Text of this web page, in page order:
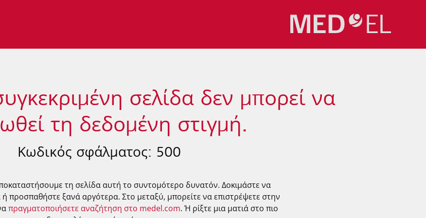
σελίδα δεν μπορεί να
τη δεδομένη στιγμή.
Κωδικός σφάλματος: 500
τη σελίδα αυτή το συντομότερο δυνατόν. Δοκιμάστε να
προσπαθήστε ξανά αργότερα. Στο μεταξύ, μπορείτε να επιστρέψετε στην
πραγματοποιήσετε αναζήτηση στο medel.com. Ή ρίξτε μια ματιά στο πιο